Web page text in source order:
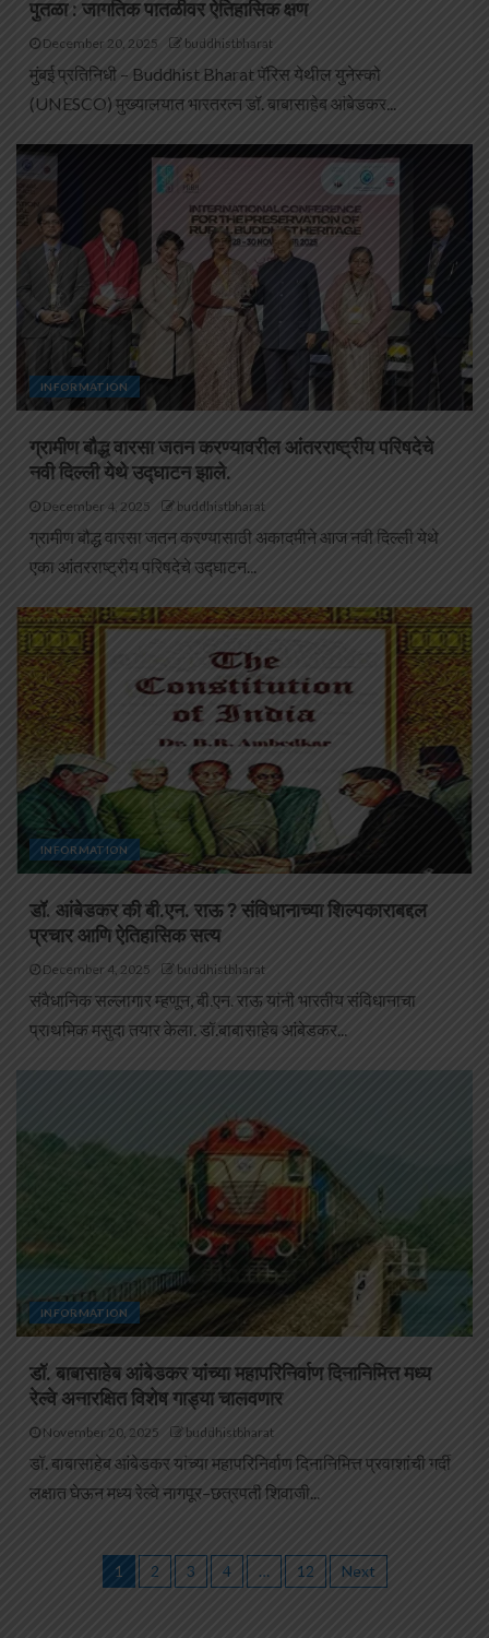
पुतळा : जागतिक पातळीवर ऐतिहासिक क्षण
December 20, 2025 buddhistbharat
मुंबई प्रतिनिधी – Buddhist Bharat पॅरिस येथील युनेस्को
(UNESCO) मुख्यालयात भारतरत्न डॉ. बाबासाहेब आंबेडकर...
INFORMATION
ग्रामीण बौद्ध वारसा जतन करण्यावरील आंतरराष्ट्रीय परिषदेचे
नवी दिल्ली येथे उद्घाटन झाले.
December 4, 2025 buddhistbharat
ग्रामीण बौद्ध वारसा जतन करण्यासाठी अकादमीने आज नवी दिल्ली येथे
एका आंतरराष्ट्रीय परिषदेचे उद्घाटन...
INFORMATION
डॉ. आंबेडकर की बी.एन. राऊ ? संविधानाच्या शिल्पकाराबद्दल
प्रचार आणि ऐतिहासिक सत्य
December 4, 2025 buddhistbharat
संवैधानिक सल्लागार म्हणून, बी.एन. राऊ यांनी भारतीय संविधानाचा
प्राथमिक मसुदा तयार केला. डॉ.बाबासाहेब आंबेडकर...
INFORMATION
डॉ. बाबासाहेब आंबेडकर यांच्या महापरिनिर्वाण दिनानिमित्त मध्य
रेल्वे अनारक्षित विशेष गाड्या चालवणार
November 20, 2025 buddhistbharat
डॉ. बाबासाहेब आंबेडकर यांच्या महापरिनिर्वाण दिनानिमित्त प्रवाशांची गर्दी
लक्षात घेऊन मध्य रेल्वे नागपूर–छत्रपती शिवाजी...
1 2 3 4 … 12 Next